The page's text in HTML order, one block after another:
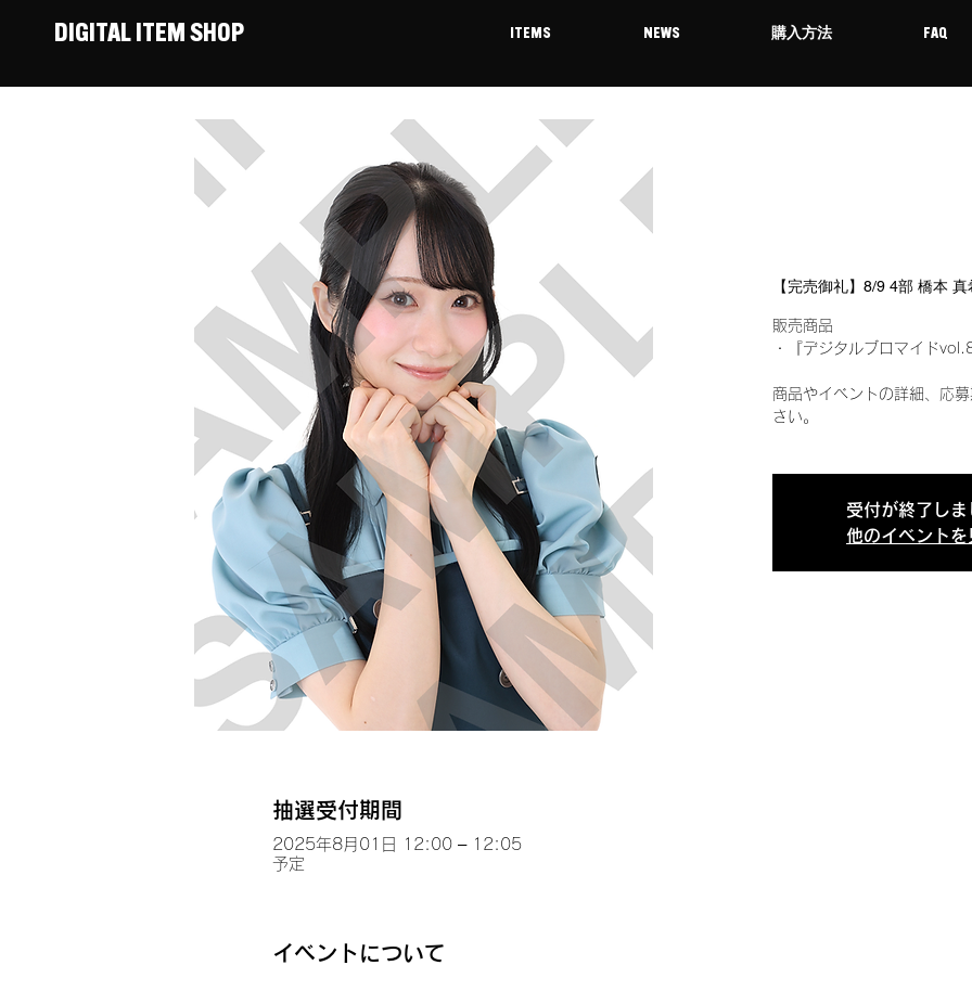
DIGITAL ITEM SHOP ITEMS NEWS 購入方法 FAQ
【完売御礼】8/9 4部 橋本
販売商品
・『デジタルブロマイド
商品やイベントの詳細、応
さい。
受付が終了しま
他のイベントを
抽選受付期間
2025年8月01日 12:00 – 12:05
予定
イベントについて